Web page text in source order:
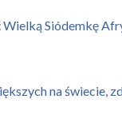
Siódemkę
na